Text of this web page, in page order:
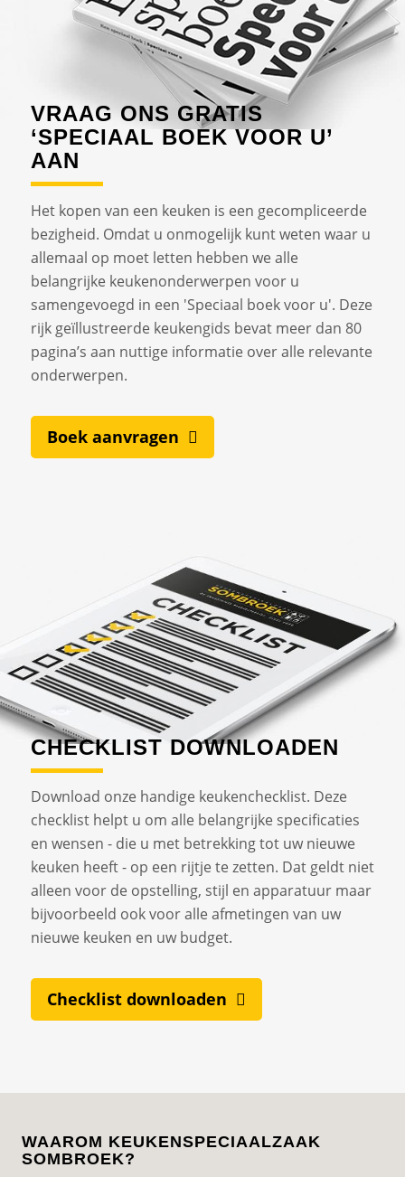
VRAAG ONS GRATIS
‘SPECIAAL BOEK VOOR U’
AAN
Het kopen van een keuken is een gecompliceerde
bezigheid. Omdat u onmogelijk kunt weten waar u
allemaal op moet letten hebben we alle
belangrijke keukenonderwerpen voor u
samengevoegd in een 'Speciaal boek voor u'. Deze
rijk geïllustreerde keukengids bevat meer dan 80
pagina’s aan nuttige informatie over alle relevante
onderwerpen.
Boek aanvragen
CHECKLIST DOWNLOADEN
Download onze handige keukenchecklist. Deze
checklist helpt u om alle belangrijke specificaties
en wensen - die u met betrekking tot uw nieuwe
keuken heeft - op een rijtje te zetten. Dat geldt niet
alleen voor de opstelling, stijl en apparatuur maar
bijvoorbeeld ook voor alle afmetingen van uw
nieuwe keuken en uw budget.
Checklist downloaden
WAAROM KEUKENSPECIAALZAAK
SOMBROEK?